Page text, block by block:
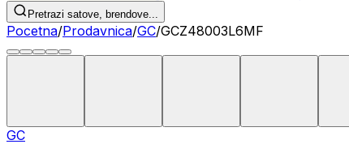
Pretrazi satove, brendove...
Pocetna/Prodavnica/GC/GCZ48003L6MF
GC